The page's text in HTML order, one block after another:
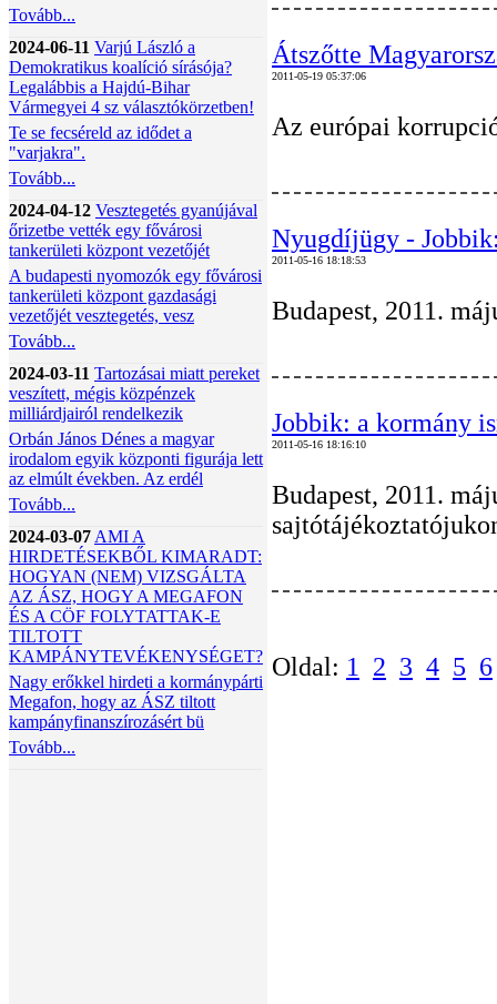
Tovább...
2024-06-11 Varjú László a
Demokratikus koalíció sírásója?
Legalábbis a Hajdú-Bihar
Vármegyei 4 sz választókörzetben!
Te se fecséreld az idődet a
"varjakra".
Tovább...
2024-04-12 Vesztegetés gyanújával
őrizetbe vették egy fővárosi
tankerületi központ vezetőjét
A budapesti nyomozók egy fővárosi
tankerületi központ gazdasági
vezetőjét vesztegetés, vesz
Tovább...
2024-03-11 Tartozásai miatt pereket
veszített, mégis közpénzek
milliárdjairól rendelkezik
Orbán János Dénes a magyar
irodalom egyik központi figurája lett
az elmúlt években. Az erdél
Tovább...
2024-03-07 AMI A
HIRDETÉSEKBŐL KIMARADT:
HOGYAN (NEM) VIZSGÁLTA
AZ ÁSZ, HOGY A MEGAFON
ÉS A CÖF FOLYTATTAK-E
TILTOTT
KAMPÁNYTEVÉKENYSÉGET?
Nagy erőkkel hirdeti a kormánypárti
Megafon, hogy az ÁSZ tiltott
kampányfinanszírozásért bü
Tovább...
Átszőtte
2011-05-19 05:37:06
Az európai
Nyugdíjügy -
2011-05-16 18:18:53
Budapest, 2011.
Jobbik: a kormány
2011-05-16 18:16:10
Budapest, 2011.
Oldal: 1 2 3 4 5 6